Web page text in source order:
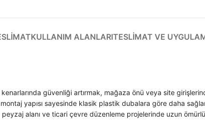
KULLANIM ALANLARITESLIMAT VE
kenarlarında güvenliği artırmak, mağaza önü veya site
yapısı sayesinde klasik plastik dubalara göre daha
alanı ve ticari çevre düzenleme projelerinde uzun ömürlü